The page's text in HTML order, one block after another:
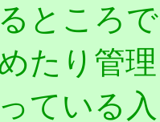
ところ
たり管
ている